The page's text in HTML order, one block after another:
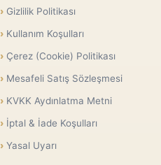
Gizlilik Politikası
Kullanım Koşulları
Çerez (Cookie) Politikası
Mesafeli Satış Sözleşmesi
KVKK Aydınlatma Metni
İptal & İade Koşulları
Yasal Uyarı